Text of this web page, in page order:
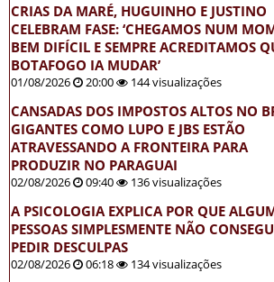
CRIAS DA MARÉ, HUGUINHO E JUSTINO
CELEBRAM FASE: ‘CHEGAMOS NUM
BEM DIFÍCIL E SEMPRE ACREDITAMOS
BOTAFOGO IA MUDAR’
01/08/2026 20:00 144 visualizações
CANSADAS DOS IMPOSTOS ALTOS NO
GIGANTES COMO LUPO E JBS ESTÃO
ATRAVESSANDO A FRONTEIRA PARA
PRODUZIR NO PARAGUAI
02/08/2026 09:40 136 visualizações
A PSICOLOGIA EXPLICA POR QUE
PESSOAS SIMPLESMENTE NÃO
PEDIR DESCULPAS
02/08/2026 06:18 134 visualizações